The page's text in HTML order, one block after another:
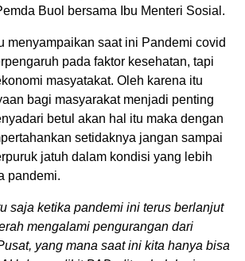
Buol bersama Ibu Menteri Sosial.
menyampaikan saat ini Pandemi covid
pada faktor kesehatan, tapi
masyatakat. Oleh karena itu
bagi masyarakat menjadi penting
betul akan hal itu maka dengan
setidaknya jangan sampai
jatuh dalam kondisi yang lebih
pandemi.
saja ketika pandemi ini terus berlanjut
mengalami pengurangan dari
yang mana saat ini kita hanya bisa